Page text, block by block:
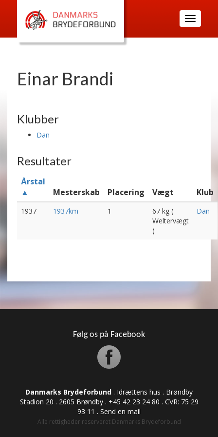
Toggle
navigation
Einar Brandi
Klubber
Dan
Resultater
Årstal
▲
Mesterskab Placering Vægt Klub
1937 1937km 1
67 kg (
Weltervægt
)
Dan
Følg os på Facebook
Danmarks Brydeforbund . Idrættens hus . Brøndby
Stadion 20 . 2605 Brøndby . +45 42 23 24 80 . CVR: ​​​​​​75 29
93 11 . Send en mail
Alle rettigheder reserveret Danmarks Brydeforbund